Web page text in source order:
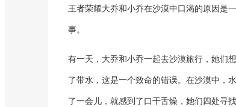
王者荣耀大乔和小乔在沙漠中口渴的原因是
事。
有一天，大乔和小乔一起去沙漠旅行，她们
了带水，这是一个致命的错误。在沙漠中，
了一会儿，就感到了口干舌燥，她们四处寻